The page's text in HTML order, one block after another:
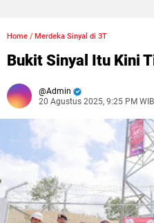
Home / Merdeka Sinyal di 3T
Bukit Sinyal Itu Kini
Admin
20 Agustus 2025, 9:25 PM WIB